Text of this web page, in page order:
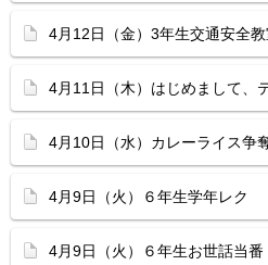
4月12日（金）3年生交通安全教
4月11日（木）はじめまして、
4月10日（水）カレーライス争
4月9日（火）６年生学年レク
4月9日（火）６年生お世話当番